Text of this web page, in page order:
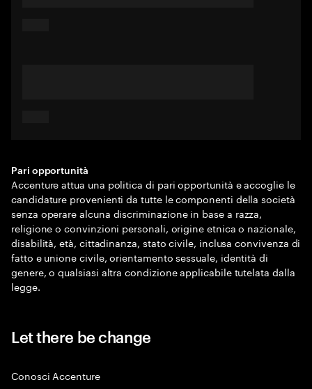
Pari opportunità
Accenture attua una politica di pari opportunità e accoglie le
candidature provenienti da tutte le componenti della società
senza operare alcuna discriminazione in base a razza,
religione o convinzioni personali, origine etnica o nazionale,
disabilità, età, cittadinanza, stato civile, inclusa convivenza di
fatto e unione civile, orientamento sessuale, identità di
genere, o qualsiasi altra condizione applicabile tutelata dalla
legge.
Let there be change
Conosci Accenture